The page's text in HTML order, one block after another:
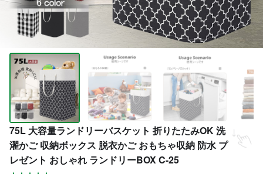
75L 大容量ランドリーバスケット 折りたたみOK 洗
濯かご 収納ボックス 脱衣かご おもちゃ収納 防水 プ
レゼント おしゃれ ランドリーBOX C-25